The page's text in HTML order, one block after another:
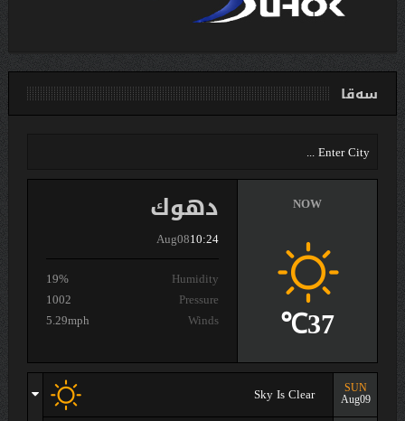
سەقا
دهوك
Aug0810:24
Humidity
19%
Pressure
1002
Winds
5.29mph
NOW
37℃
SUN
Aug09
Sky Is Clear